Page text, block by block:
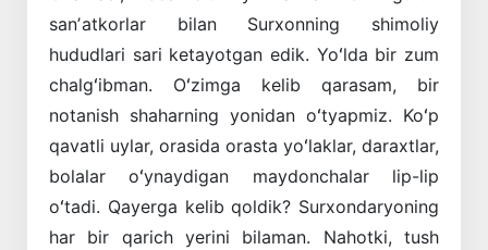
sanʼatkorlar bilan Surxonning shimoliy
hududlari sari ketayotgan edik. Yoʻlda bir zum
chalgʻibman. Oʻzimga kelib qarasam, bir
notanish shaharning yonidan oʻtyapmiz. Koʻp
qavatli uylar, orasida orasta yoʻlaklar, daraxtlar,
bolalar oʻynaydigan maydonchalar lip-lip
oʻtadi. Qayerga kelib qoldik? Surxondaryoning
har bir qarich yerini bilaman. Nahotki, tush